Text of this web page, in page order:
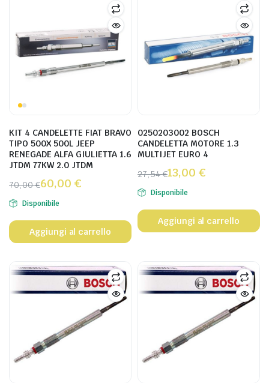
KIT 4 CANDELETTE FIAT BRAVO
TIPO 500X 500L JEEP
RENEGADE ALFA GIULIETTA 1.6
JTDM 77KW 2.0 JTDM
70,00€60,00 €
Disponibile
Aggiungi al carrello
0250203002 BOSCH
CANDELETTA MOTORE 1.3
MULTIJET EURO 4
27,54€13,00 €
Disponibile
Aggiungi al carrello